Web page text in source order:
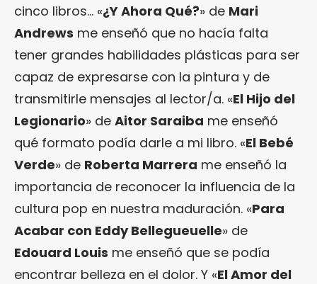
cinco libros… «¿Y Ahora Qué?» de Mari
Andrews me enseñó que no hacía falta
tener grandes habilidades plásticas para ser
capaz de expresarse con la pintura y de
transmitirle mensajes al lector/a. «El Hijo del
Legionario» de Aitor Saraiba me enseñó
qué formato podía darle a mi libro. «El Bebé
Verde» de Roberta Marrera me enseñó la
importancia de reconocer la influencia de la
cultura pop en nuestra maduración. «Para
Acabar con Eddy Bellegueuelle» de
Edouard Louis me enseñó que se podía
encontrar belleza en el dolor. Y «El Amor del